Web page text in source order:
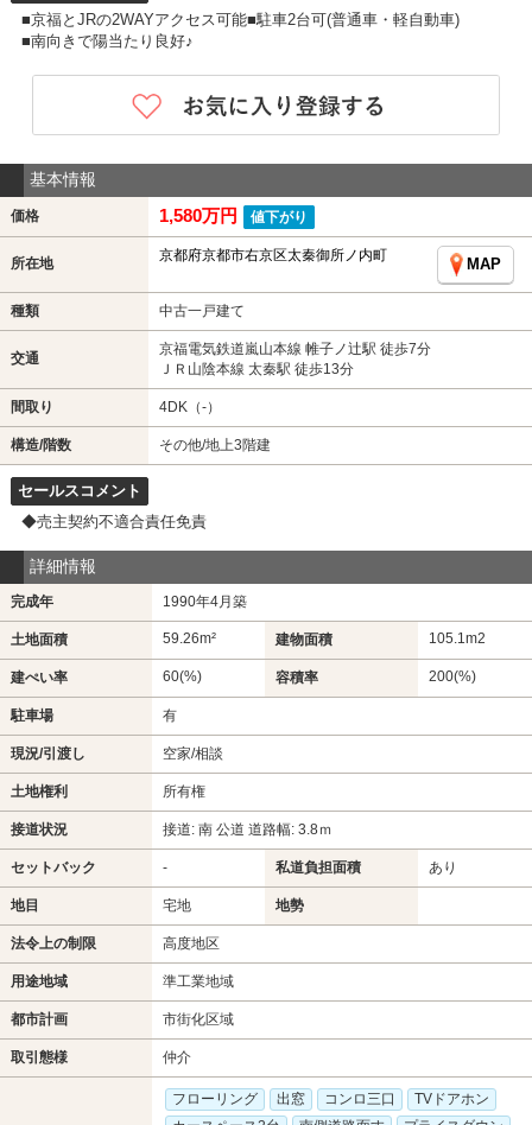
■京福とJRの2WAYアクセス可能■駐車2台可(普通車・軽自動車)
■南向きで陽当たり良好♪
基本情報
価格 1,580万円 値下がり
所在地 京都府京都市右京区太秦御所ノ内町
MAP
種類 中古一戸建て
交通
京福電気鉄道嵐山本線 帷子ノ辻駅 徒歩7分
ＪＲ山陰本線 太秦駅 徒歩13分
間取り 4DK（-）
構造/階数 その他/地上3階建
セールスコメント
◆売主契約不適合責任免責
詳細情報
完成年 1990年4月築
土地面積 59.26m² 建物面積 105.1m2
建ぺい率 60(%) 容積率 200(%)
駐車場 有
現況/引渡し 空家/相談
土地権利 所有権
接道状況 接道: 南 公道 道路幅: 3.8ｍ
セットバック - 私道負担面積 あり
地目 宅地 地勢
法令上の制限 高度地区
用途地域 準工業地域
都市計画 市街化区域
取引態様 仲介
フローリング 出窓 コンロ三口
TVドアホン